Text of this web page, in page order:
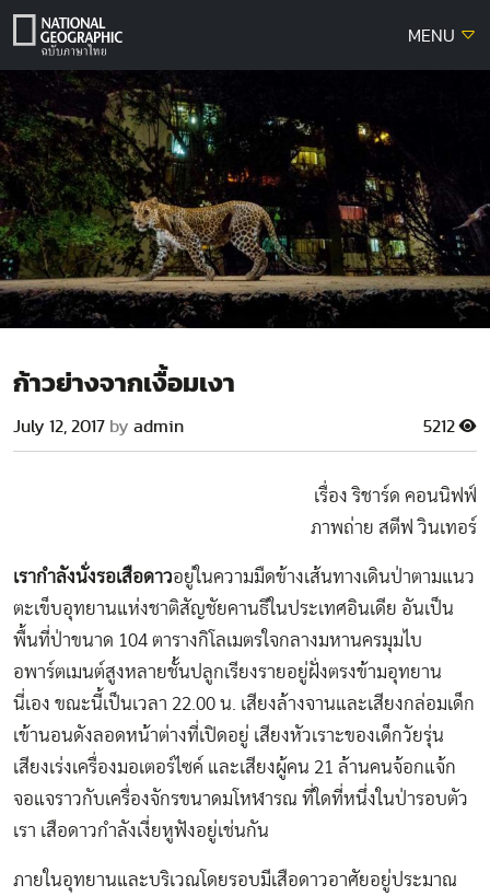
Skip
MENU
ก้าวย่างจากเงื้อมเงา
July 12, 2017 by admin 5212
เรื่อง ริชาร์ด คอนนิฟฟ์
ภาพถ่าย สตีฟ วินเทอร์
เรากำลังนั่งรอเสือดาวอยู่ในความมืดข้างเส้นทางเดินป่าตามแนว
ตะเข็บอุทยานแห่งชาติสัญชัยคานธีในประเทศอินเดีย อันเป็น
พื้นที่ป่าขนาด 104 ตารางกิโลเมตรใจกลางมหานครมุมไบ
อพาร์ตเมนต์สูงหลายชั้นปลูกเรียงรายอยู่ฝั่งตรงข้ามอุทยาน
นี่เอง ขณะนี้เป็นเวลา 22.00 น. เสียงล้างจานและเสียงกล่อมเด็ก
เข้านอนดังลอดหน้าต่างที่เปิดอยู่ เสียงหัวเราะของเด็กวัยรุ่น
เสียงเร่งเครื่องมอเตอร์ไซค์ และเสียงผู้คน 21 ล้านคนจ้อกแจ้ก
จอแจราวกับเครื่องจักรขนาดมโหฬารณ ที่ใดที่หนึ่งในป่ารอบตัว
เรา เสือดาวกำลังเงี่ยหูฟังอยู่เช่นกัน
ภายในอุทยานและบริเวณโดยรอบมีเสือดาวอาศัยอยู่ประมาณ